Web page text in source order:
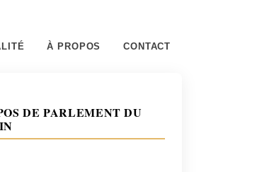
À PROPOS CONTACT
DE PARLEMENT DU